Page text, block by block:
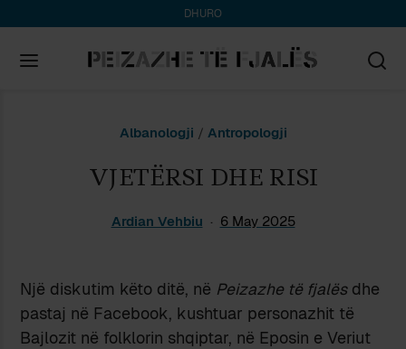
DHURO
Albanologji / Antropologji
VJETËRSI DHE RISI
Ardian Vehbiu 6 May 2025
Një diskutim këto ditë, në Peizazhe të fjalësdhe
pastaj në Facebook, kushtuar personazhit të
Bajlozit në folklorin shqiptar, në Eposin e Veriut